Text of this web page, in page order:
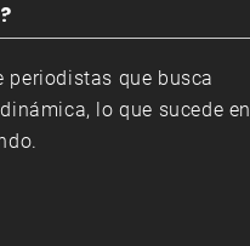
periodistas que busca
lo que sucede en